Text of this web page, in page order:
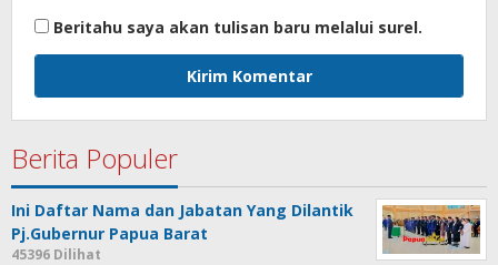
Beritahu saya akan tulisan baru melalui surel.
Berita Populer
Ini Daftar Nama dan Jabatan Yang Dilantik
Pj.Gubernur Papua Barat
45396 Dilihat